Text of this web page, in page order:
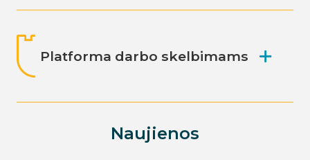
Platforma darbo skelbimams
Naujienos